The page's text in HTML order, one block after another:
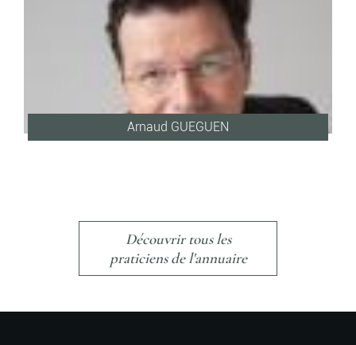
Arnaud GUEGUEN
Découvrir tous les
praticiens de l'annuaire